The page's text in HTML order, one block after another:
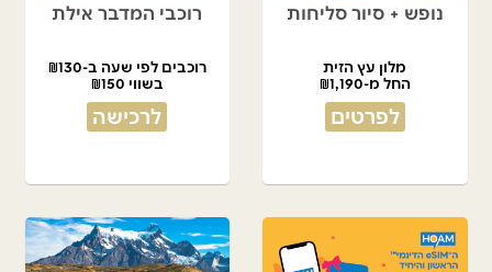
נופש + סיור סליחות
מלון עץ הזית
החל מ-₪1,190
לפרטים
רוכבי המדבר אילת
רוכבים לפי שעה ב-₪130
בשווי ₪150
לרכישה